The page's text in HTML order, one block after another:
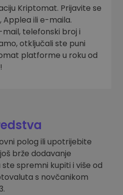
Kriptomat. Prijavite se
Applea ili e-maila.
telefonski broj i
otključali ste puni
platforme u roku od
polog ili upotrijebite
brže dodavanje
spremni kupiti i više od
s novčanikom